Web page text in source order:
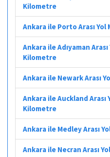
Kilometre
Ankara ile Porto Arası
Ankara ile Adıyaman
Kilometre
Ankara ile Newark Arası
Ankara ile Auckland Arası
Kilometre
Ankara ile Medley Arası
Ankara ile Necran Arası